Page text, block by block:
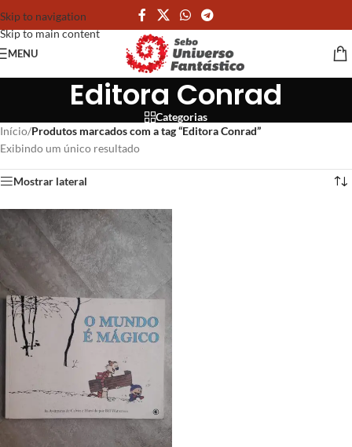
Skip to navigation
Skip to main content
MENU
Editora Conrad
Categorias
Início/Produtos marcados com a tag “Editora Conrad”
Exibindo um único resultado
Mostrar lateral